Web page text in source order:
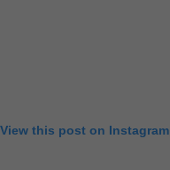
View this post on Instagram